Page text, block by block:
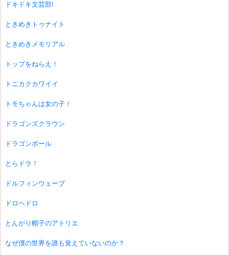
ドキドキ文芸部!
ときめきトゥナイト
ときめきメモリアル
トップをねらえ！
トニカクカワイイ
トモちゃんは女の子！
ドラゴンズクラウン
ドラゴンボール
とらドラ！
ドルフィンウェーブ
ドロヘドロ
とんがり帽子のアトリエ
なぜ僕の世界を誰も覚えていないのか？